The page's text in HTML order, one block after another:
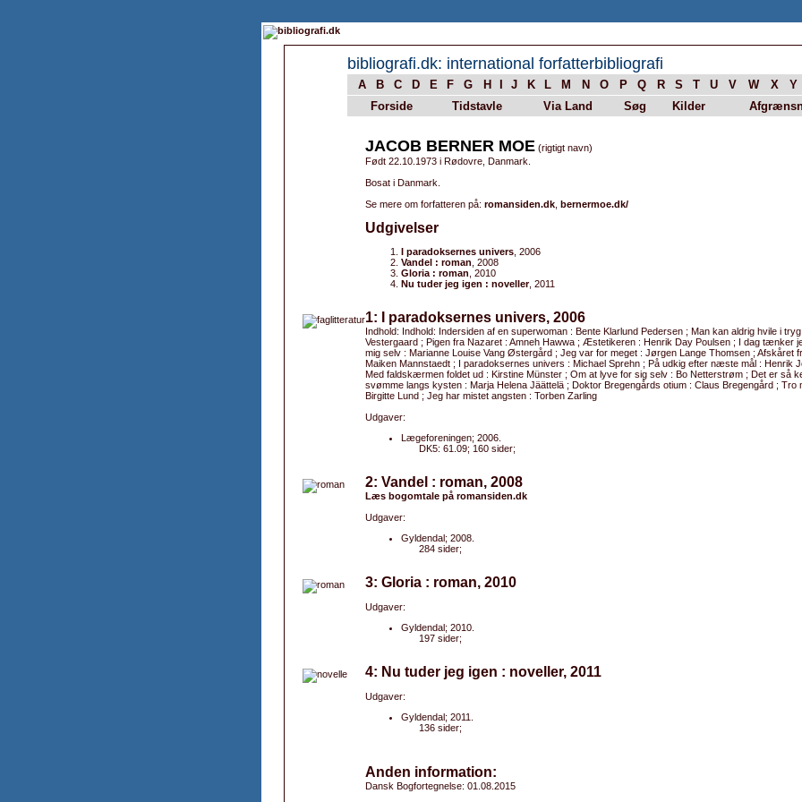
bibliografi.dk: international forfatterbibliografi
A B C D E F G H J K L M N O P Q R S T U V W X Y
Forside
Tidstavle Via Land Søg Kilder
JACOB BERNER MOE (rigtigt navn)
Født 22.10.1973 i Rødovre, Danmark.
Bosat i Danmark.
Se mere om forfatteren på: romansiden.dk bernermoe.dk/
Udgivelser
I paradoksernes univers , 2006
Vandel : roman , 2008
Gloria : roman , 2010
Nu tuder jeg igen : noveller, 2011
1: I paradoksernes univers, 2006
Indhold: Indhold: Indersiden af en superwoman : Bente Klarlund Pedersen ; Man kan aldrig hvile i
Vestergaard ; Pigen fra Nazaret : Amneh Hawwa ; Æstetikeren : Henrik Day Poulsen ; I dag tænker
mig selv : Marianne Louise Vang Østergård ; Jeg var for meget : Jørgen Lange Thomsen ; Afskåret
Maiken Mannstaedt ; I paradoksernes univers : Michael Sprehn ; På udkig efter næste mål : Henrik
Med faldskærmen foldet ud : Kirstine Münster ; Om at lyve for sig selv : Bo Netterstrøm ; Det er så
svømme langs kysten : Marja Helena Jäättelä ; Doktor Bregengårds otium : Claus Bregengård ; Tro
Birgitte Lund ; Jeg har mistet angsten : Torben Zarling
Udgaver:
Lægeforeningen; 2006.
DK5: 61.09; 160 sider;
2: Vandel : roman, 2008
Læs bogomtale på romansiden.dk
Udgaver:
Gyldendal; 2008.
284 sider;
3: Gloria : roman, 2010
Udgaver:
Gyldendal; 2010.
197 sider;
4: Nu tuder jeg igen : noveller, 2011
Udgaver:
Gyldendal; 2011.
136 sider;
Anden information:
Dansk Bogfortegnelse: 01.08.2015